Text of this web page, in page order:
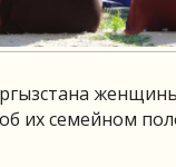
их семейном